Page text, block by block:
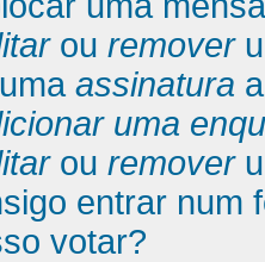
ou remover
assinatura
uma
ou remover
entrar num
votar?